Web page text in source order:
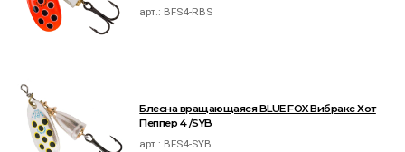
арт.: BFS4-RBS
Блесна вращающаяся BLUE FOX Вибракс Хот
Пеппер 4 /SYB
арт.: BFS4-SYB